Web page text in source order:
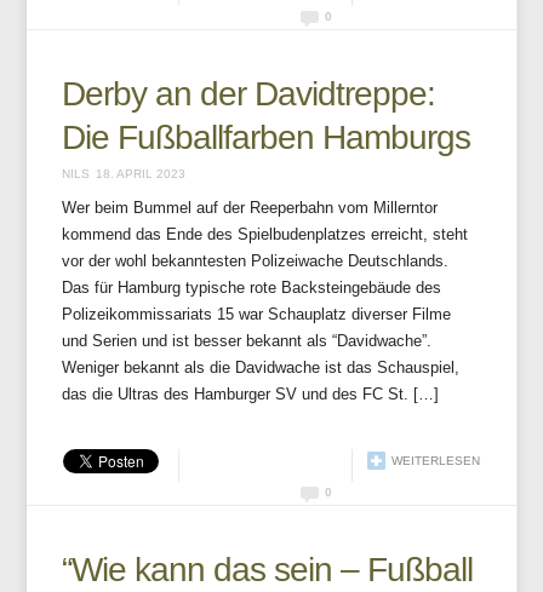
0
Derby an der Davidtreppe:
Die Fußballfarben Hamburgs
NILS 18. APRIL 2023
Wer beim Bummel auf der Reeperbahn vom Millerntor
kommend das Ende des Spielbudenplatzes erreicht, steht
vor der wohl bekanntesten Polizeiwache Deutschlands.
Das für Hamburg typische rote Backsteingebäude des
Polizeikommissariats 15 war Schauplatz diverser Filme
und Serien und ist besser bekannt als “Davidwache”.
Weniger bekannt als die Davidwache ist das Schauspiel,
das die Ultras des Hamburger SV und des FC St. […]
WEITERLESEN
0
“Wie kann das sein – Fußball